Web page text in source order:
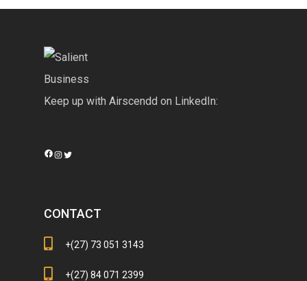
Keep up with Airscendd on LinkedIn:
Instagram
CONTACT
+(27) 73 051 3143
+(27) 84 071 2399